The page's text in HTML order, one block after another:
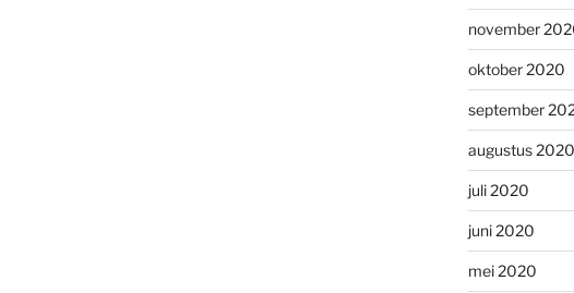
november
oktober 2020
september
augustus 2020
juli 2020
juni 2020
mei 2020